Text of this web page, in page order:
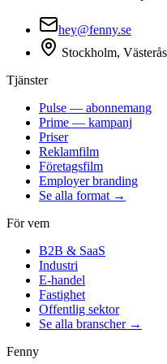
hey@fenny.se
Stockholm,
Tjänster
Pulse — abonnemang
Prime — kampanj
Priser
Reklamfilm
Företagsfilm
Employer branding
Se alla format →
För vem
B2B & SaaS
Industri
E-handel
Fastighet
Offentlig sektor
Se alla branscher →
Fenny